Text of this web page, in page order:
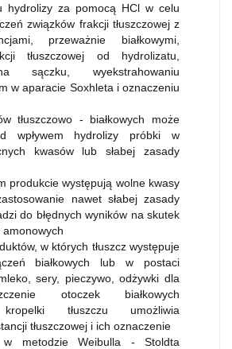
hydrolizy za pomocą HCl w celu
związków frakcji tłuszczowej z
przeważnie białkowymi,
tłuszczowej od hydrolizatu,
sączku, wyekstrahowaniu
w aparacie Soxhleta i oznaczeniu
tłuszczowo - białkowych może
wpływem hydrolizy próbki w
kwasów lub słabej zasady
produkcie występują wolne kwasy
nawet słabej zasady
do błędnych wyników na skutek
amonowych
w których tłuszcz występuje
białkowych lub w postaci
sery, pieczywo, odżywki dla
otoczek białkowych
kropelki tłuszczu umożliwia
tłuszczowej i ich oznaczenie
w metodzie Weibulla - Stoldta